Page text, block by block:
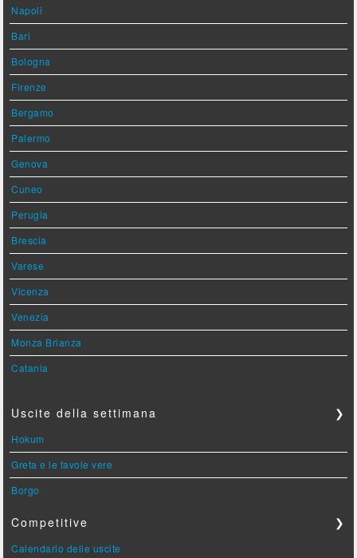
Napoli
Bari
Bologna
Firenze
Bergamo
Palermo
Genova
Cuneo
Perugia
Brescia
Varese
Vicenza
Venezia
Monza Brianza
Catania
Uscite della settimana ❯
Hokum
Greta e le favole vere
Borgo
Competitive ❯
Calendario delle uscite